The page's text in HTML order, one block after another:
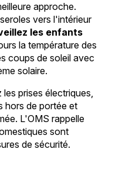
approche.
vers l'intérieur
les enfants
la température des
coups de soleil avec
solaire.
prises électriques,
hors de portée et
L'OMS rappelle
sont
de sécurité.